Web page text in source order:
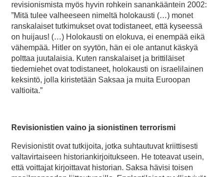
revisionismista myös hyvin rohkein sanankääntein 2002:
”Mitä tulee valheeseen nimeltä holokausti (…) monet
ranskalaiset tutkimukset ovat todistaneet, että kyseessä
on huijaus! (…) Holokausti on elokuva, ei enempää eikä
vähempää. Hitler on syytön, hän ei ole antanut käskyä
polttaa juutalaisia. Kuten ranskalaiset ja brittiläiset
tiedemiehet ovat todistaneet, holokausti on israelilainen
keksintö, jolla kiristetään Saksaa ja muita Euroopan
valtioita.”
Revisionistien vaino ja sionistinen terrorismi
Revisionistit ovat tutkijoita, jotka suhtautuvat kriittisesti
valtavirtaiseen historiankirjoitukseen. He toteavat usein,
että voittajat kirjoittavat historian. Saksa hävisi toisen